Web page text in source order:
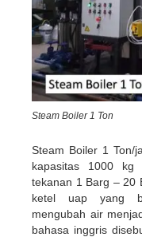
Steam Boiler 1 Ton
Steam Boiler 1 Ton/
kapasitas 1000 kg
tekanan 1 Barg – 20
ketel uap yang
mengubah air
bahasa inggris